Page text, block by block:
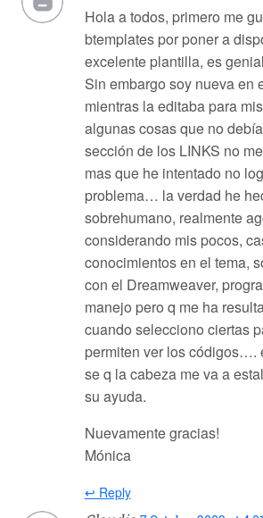
Hola a todos, primero me
btemplates por poner a
excelente plantilla, es
Sin embargo soy nueva en
mientras la editaba para
algunas cosas que no
sección de los LINKS no
mas que he intentado no
problema… la verdad he
sobrehumano, realmente
considerando mis pocos,
conocimientos en el tema,
con el Dreamweaver,
manejo pero q me ha
cuando selecciono ciertas
permiten ver los códigos….
se q la cabeza me va a
su ayuda.
Nuevamente gracias!
Mónica
↩ Reply